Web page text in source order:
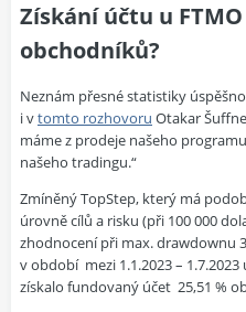
Získání účtu u
obchodníků?
Neznám přesné statistiky
i vtomto rozhovoru Otakar
máme z prodeje našeho
našeho tradingu.“
Zmíněný TopStep, který má
úrovně cílů a risku (při 100 000
zhodnocení při max. drawdownu
v období mezi 1.1.2023 –
získalo fundovaný účet 25,51 %